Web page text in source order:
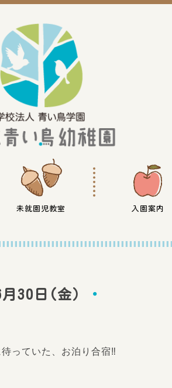
未就園児教室 入園案内
月30日(金）
っていた、お泊り合宿‼